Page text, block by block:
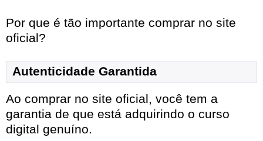
Por que é tão importante comprar no site
oficial?
Autenticidade Garantida
Ao comprar no site oficial, você tem a
garantia de que está adquirindo o curso
digital genuíno.